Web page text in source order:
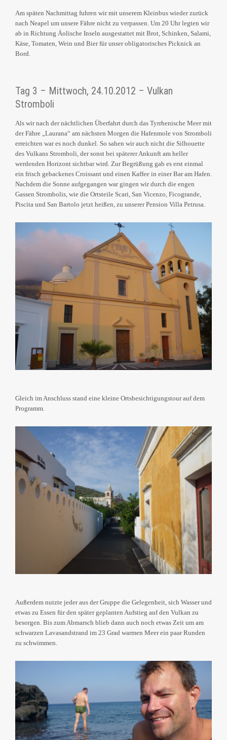
Am späten Nachmittag fuhren wir mit unserem Kleinbus wieder zurück
nach Neapel um unsere Fähre nicht zu verpassen. Um 20 Uhr legten wir
ab in Richtung Äolische Inseln ausgestattet mit Brot, Schinken, Salami,
Käse, Tomaten, Wein und Bier für unser obligatorisches Picknick an
Bord.
Tag 3 – Mittwoch, 24.10.2012 – Vulkan
Stromboli
Als wir nach der nächtlichen Überfahrt durch das Tyrrhenische Meer mit
der Fähre „Laurana“ am nächsten Morgen die Hafenmole von Stromboli
erreichten war es noch dunkel. So sahen wir auch nicht die Silhouette
des Vulkans Stromboli, der sonst bei späterer Ankunft am heller
werdenden Horizont sichtbar wird. Zur Begrüßung gab es erst einmal
ein frisch gebackenes Croissant und einen Kaffee in einer Bar am Hafen.
Nachdem die Sonne aufgegangen war gingen wir durch die engen
Gassen Strombolis, wie die Ortsteile Scari, San Vicenzo, Ficogrande,
Piscita und San Bartolo jetzt heißen, zu unserer Pension Villa Petrusa.
Gleich im Anschluss stand eine kleine Ortsbesichtigungstour auf dem
Programm.
Außerdem nutzte jeder aus der Gruppe die Gelegenheit, sich Wasser und
etwas zu Essen für den später geplanten Aufstieg auf den Vulkan zu
besorgen. Bis zum Abmarsch blieb dann auch noch etwas Zeit um am
schwarzen Lavasandstrand im 23 Grad warmen Meer ein paar Runden
zu schwimmen.